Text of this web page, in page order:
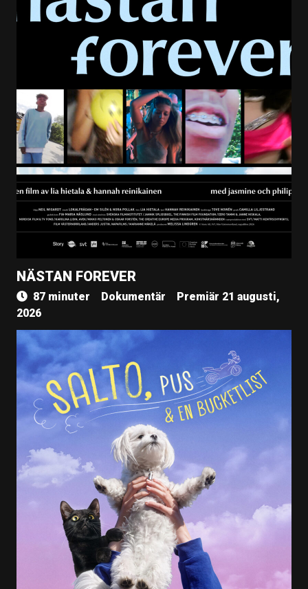
NÄSTAN FOREVER
87 minuter Dokumentär
Premiär 21 augusti,
2026